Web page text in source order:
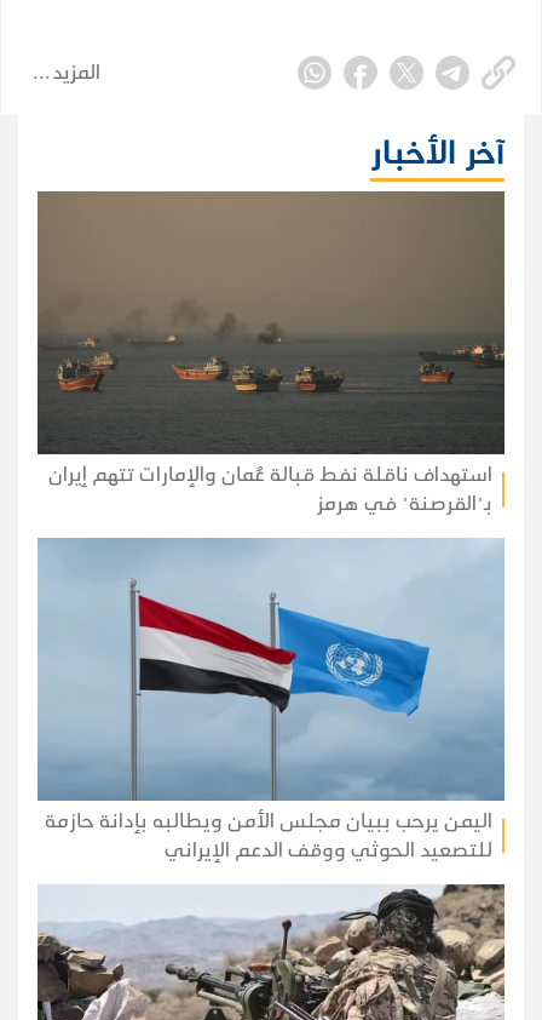
المزيد
آخر الأخبار
استهداف ناقلة نفط قبالة عُمان والإمارات تتهم إيران
بـ"القرصنة" في هرمز
اليمن يرحب ببيان مجلس الأمن ويطالبه بإدانة حازمة
للتصعيد الحوثي ووقف الدعم الإيراني